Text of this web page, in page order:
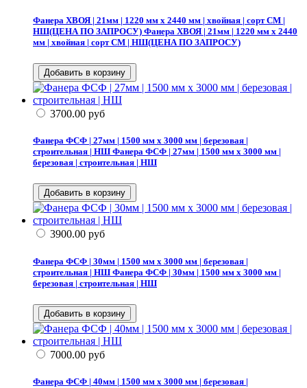
Фанера ХВОЯ | 21мм | 1220 мм х 2440 мм | хвойная | сорт СМ |
НШ(ЦЕНА ПО ЗАПРОСУ) Фанера ХВОЯ | 21мм | 1220 мм х 2440
мм | хвойная | сорт СМ | НШ(ЦЕНА ПО ЗАПРОСУ)
3700.00 руб
Фанера ФСФ | 27мм | 1500 мм х 3000 мм | березовая |
строительная | НШ Фанера ФСФ | 27мм | 1500 мм х 3000 мм |
березовая | строительная | НШ
3900.00 руб
Фанера ФСФ | 30мм | 1500 мм х 3000 мм | березовая |
строительная | НШ Фанера ФСФ | 30мм | 1500 мм х 3000 мм |
березовая | строительная | НШ
7000.00 руб
Фанера ФСФ | 40мм | 1500 мм х 3000 мм | березовая |